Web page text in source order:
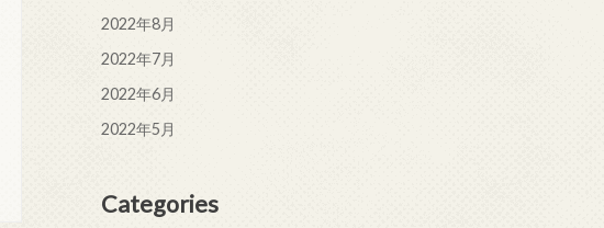
2022年8月
2022年7月
2022年6月
2022年5月
Categories